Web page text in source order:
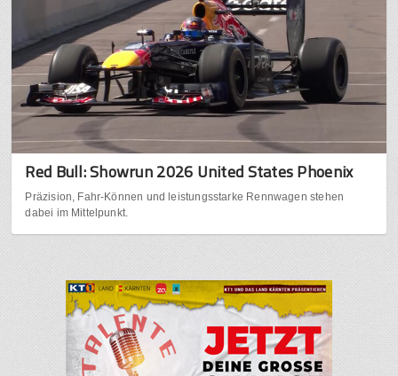
Red Bull: Showrun 2026 United States Phoenix
Präzision, Fahr-Können und leistungsstarke Rennwagen stehen
dabei im Mittelpunkt.